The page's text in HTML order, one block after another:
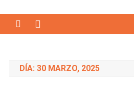
DÍA: 30 MARZO, 2025